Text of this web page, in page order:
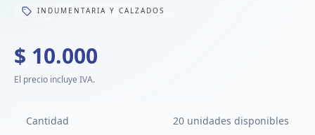
INDUMENTARIA Y CALZADOS
$ 10.000
El precio incluye IVA.
Cantidad 20 unidades disponibles